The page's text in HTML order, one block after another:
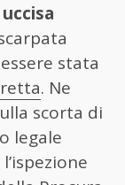
stata
. Ne
scorta di
legale